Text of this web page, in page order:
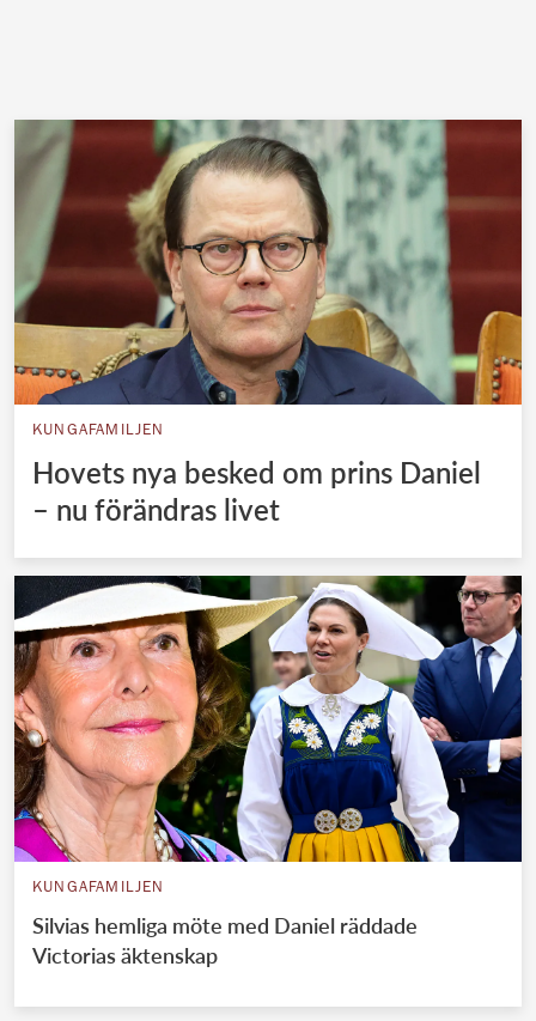
KUNGAFAMILJEN
Hovets nya besked om prins Daniel
– nu förändras livet
KUNGAFAMILJEN
Silvias hemliga möte med Daniel räddade
Victorias äktenskap